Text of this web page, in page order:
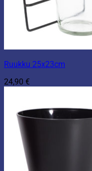
Ruukku 25x23cm
24,90 €